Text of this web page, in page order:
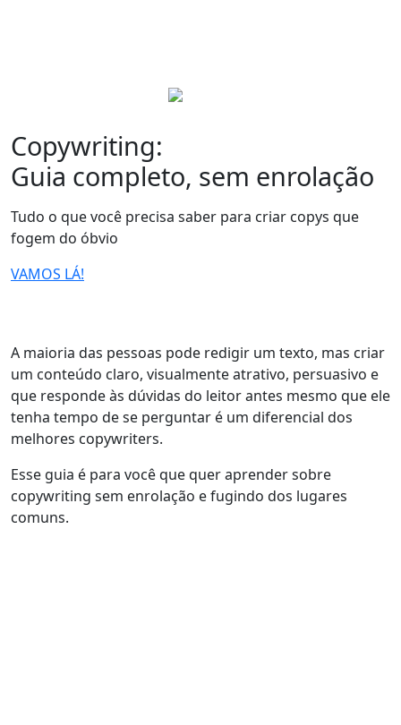
Copywriting:
Guia completo, sem enrolação
Tudo o que você precisa saber para criar copys que
fogem do óbvio
VAMOS LÁ!
A maioria das pessoas pode redigir um texto, mas criar
um conteúdo claro, visualmente atrativo, persuasivo e
que responde às dúvidas do leitor antes mesmo que ele
tenha tempo de se perguntar é um diferencial dos
melhores copywriters.
Esse guia é para você que quer aprender sobre
copywriting sem enrolação e fugindo dos lugares
comuns.